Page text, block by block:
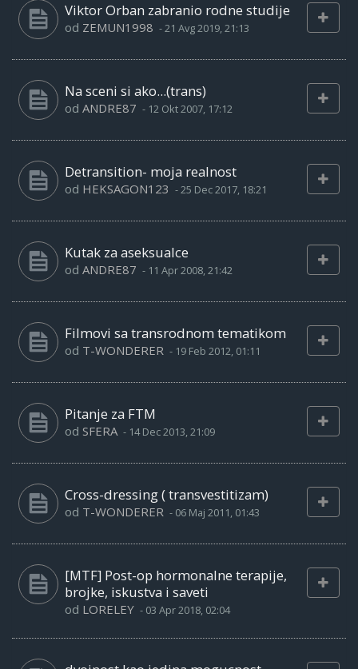
Viktor Orban zabranio rodne studije
od ZEMUN1998 -21 Avg 2019, 21:13
Na sceni si ako...(trans)
od ANDRE87 - 12 Okt 2007, 17:12
Detransition- moja realnost
od HEKSAGON123 -25 Dec 2017, 18:21
Kutak za aseksualce
od ANDRE87 - 11 Apr 2008, 21:42
Filmovi sa transrodnom tematikom
od T-WONDERER - 19 Feb 2012, 01:11
Pitanje za FTM
od SFERA - 14 Dec 2013, 21:09
Cross-dressing ( transvestitizam)
od T-WONDERER - 06 Maj 2011, 01:43
[MTF] Post-op hormonalne terapije,
brojke, iskustva i saveti
od LORELEY - 03 Apr 2018, 02:04